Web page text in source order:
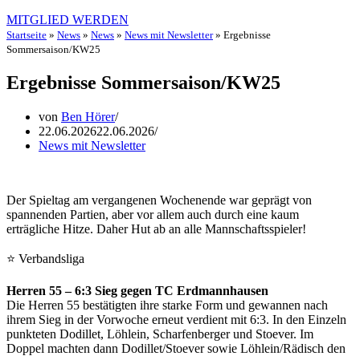
MITGLIED WERDEN
Startseite » News » News » News mit Newsletter» Ergebnisse
Sommersaison/KW25
Ergebnisse Sommersaison/KW25
von Ben Hörer
22.06.202622.06.2026
News mit Newsletter
Der Spieltag am vergangenen Wochenende war geprägt von
spannenden Partien, aber vor allem auch durch eine kaum
erträgliche Hitze. Daher Hut ab an alle Mannschaftsspieler!
⭐ Verbandsliga
Herren 55 – 6:3 Sieg gegen TC Erdmannhausen
Die Herren 55 bestätigten ihre starke Form und gewannen nach
ihrem Sieg in der Vorwoche erneut verdient mit 6:3. In den Einzeln
punkteten Dodillet, Löhlein, Scharfenberger und Stoever. Im
Doppel machten dann Dodillet/Stoever sowie Löhlein/Rädisch den